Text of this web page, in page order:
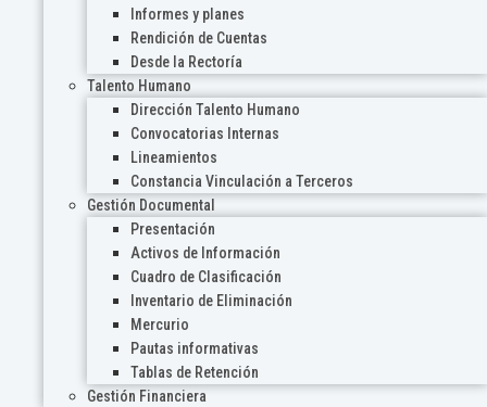
Informes y planes
Rendición de Cuentas
Desde la Rectoría
Talento Humano
Dirección Talento Humano
Convocatorias Internas
Lineamientos
Constancia Vinculación a Terceros
Gestión Documental
Presentación
Activos de Información
Cuadro de Clasificación
Inventario de Eliminación
Mercurio
Pautas informativas
Tablas de Retención
Gestión Financiera